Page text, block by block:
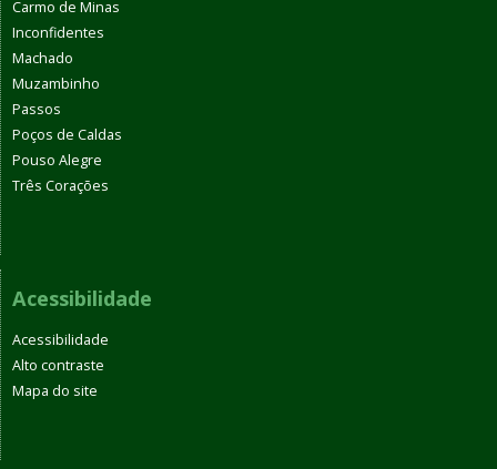
Carmo de Minas
Inconfidentes
Machado
Muzambinho
Passos
Poços de Caldas
Pouso Alegre
Três Corações
Acessibilidade
Acessibilidade
Alto contraste
Mapa do site